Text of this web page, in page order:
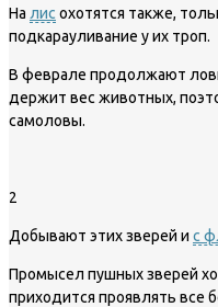
На лис охотятся также,
подкарауливание у их троп.
В феврале продолжают
держит вес животных,
самоловы.
2
Добывают этих зверей и с
Промысел пушных зверей
приходится проявлять все